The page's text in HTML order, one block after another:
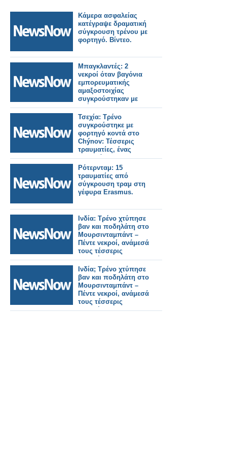
Κάμερα ασφαλείας
κατέγραψε δραματική
σύγκρουση τρένου με
φορτηγό. Βίντεο.
Μπαγκλαντές: 2
νεκροί όταν βαγόνια
εμπορευματικής
αμαξοστοιχίας
συγκρούστηκαν με
οχήματα.
Τσεχία: Τρένο
συγκρούστηκε με
φορτηγό κοντά στο
Chýnov: Τέσσερις
τραυματίες, ένας
σοβαρά.
Ρότερνταμ: 15
τραυματίες από
σύγκρουση τραμ στη
γέφυρα Erasmus.
Ινδία: Τρένο χτύπησε
βαν και ποδηλάτη στο
Μουρσινταμπάντ –
Πέντε νεκροί, ανάμεσά
τους τέσσερις
μαθητές.
Ινδία; Τρένο χτύπησε
βαν και ποδηλάτη στο
Μουρσινταμπάντ –
Πέντε νεκροί, ανάμεσά
τους τέσσερις
μαθητές.